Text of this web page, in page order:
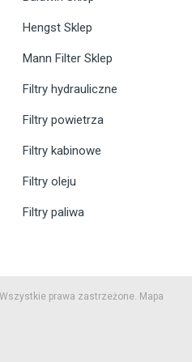
Hengst Sklep
Mann Filter Sklep
Filtry hydrauliczne
Filtry powietrza
Filtry kabinowe
Filtry oleju
Filtry paliwa
prawa zastrzeżone. Mapa